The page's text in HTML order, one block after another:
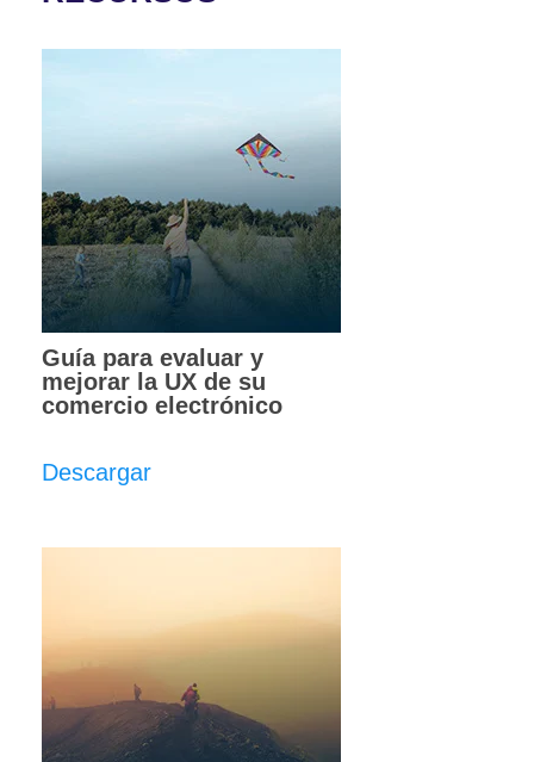
Guía para evaluar y
mejorar la UX de su
comercio electrónico
Descargar